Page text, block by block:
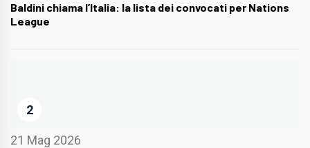
Baldini chiama l’Italia: la lista dei convocati per Nations
League
2
21 Mag 2026